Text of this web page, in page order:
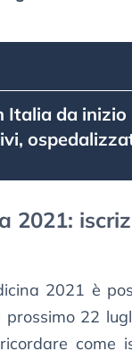
Italia da
2021:
2021 è
prossimo 22
come